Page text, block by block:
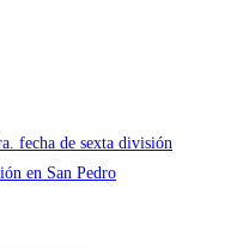
fecha de sexta división
en San Pedro